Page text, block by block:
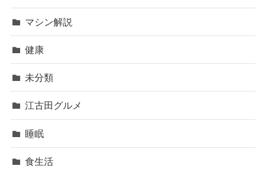
マシン解説
健康
未分類
江古田グルメ
睡眠
食生活